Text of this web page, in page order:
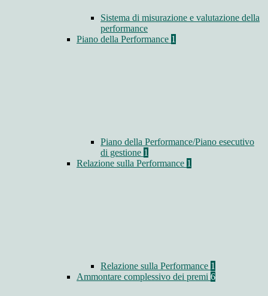
Sistema di misurazione e valutazione della
performance
Piano della Performance 1
Piano della Performance/Piano esecutivo
di gestione 1
Relazione sulla Performance 1
Relazione sulla Performance 1
Ammontare complessivo dei premi 6